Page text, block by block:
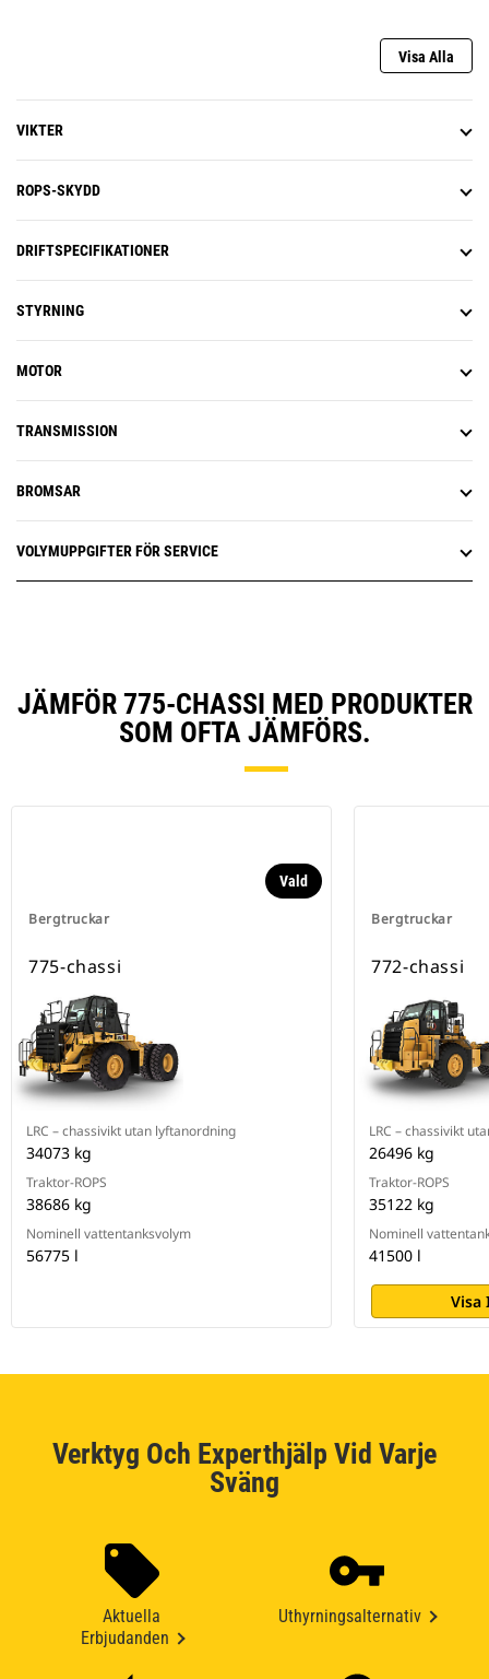
Visa Alla
VIKTER
ROPS-SKYDD
DRIFTSPECIFIKATIONER
STYRNING
MOTOR
TRANSMISSION
BROMSAR
VOLYMUPPGIFTER FÖR SERVICE
JÄMFÖR 775-CHASSI MED PRODUKTER
SOM OFTA JÄMFÖRS.
Bergtruckar
Vald
775-chassi
LRC – chassivikt utan lyftanordning
34073 kg
Traktor-ROPS
38686 kg
Nominell vattentanksvolym
56775 l
Bergtruckar
772-chassi
LRC – chassivikt
26496 kg
Traktor-ROPS
35122 kg
Nominell
41500 l
Visa
Verktyg Och Experthjälp Vid Varje
Sväng
Aktuella
Erbjudanden
Uthyrningsalternativ